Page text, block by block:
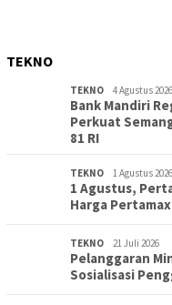
TEKNO
TEKNO 4 Agustus 2026
Bank Mandiri
Perkuat
81 RI
TEKNO 1 Agustus 2026
1 Agustus,
Harga Pertamax
TEKNO 21 Juli 2026
Pelanggaran
Sosialisasi